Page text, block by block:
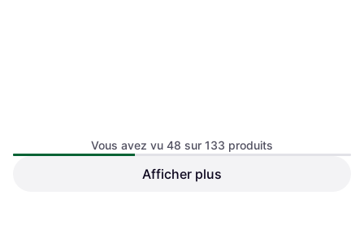
De Voyage Mousse Mémoire
Appuie-Tête Double Usage
Vous avez vu 48 sur 133 produits
Afficher plus